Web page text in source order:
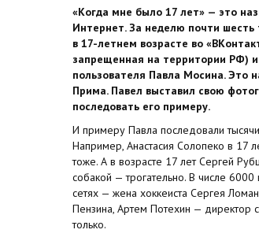
«Когда мне было 17 лет» — это
Интернет. За неделю почти
в 17-летнем возрасте во
запрещенная на территории РФ)
пользователя Павла Мосина. Это
Прима. Павел выставил свою
последовать его примеру.
И примеру Павла последовали
Например, Анастасия Солопеко в 17
тоже. А в возрасте 17 лет Сергей
собакой — трогательно. В числе
сетях — жена хоккеиста Сергея
Пензина, Артем Потехин — директор
только.